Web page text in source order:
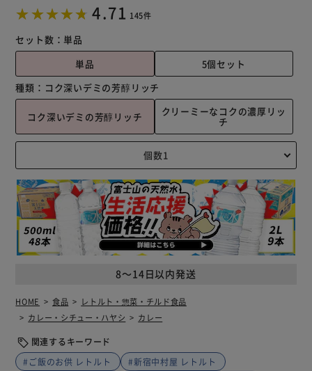
4.71 145件
セット数： 単品
単品
5個セット
種類： コク深いデミの芳醇リッチ
コク深いデミの芳醇リッチ クリーミーなコクの濃厚リッ
チ
8～14日以内発送
HOME 食品
レトルト・惣菜・チルド食品
カレー・シチュー・ハヤシ
カレー
関連するキーワード
#ご飯のお供 レトルト
#新宿中村屋 レトルト